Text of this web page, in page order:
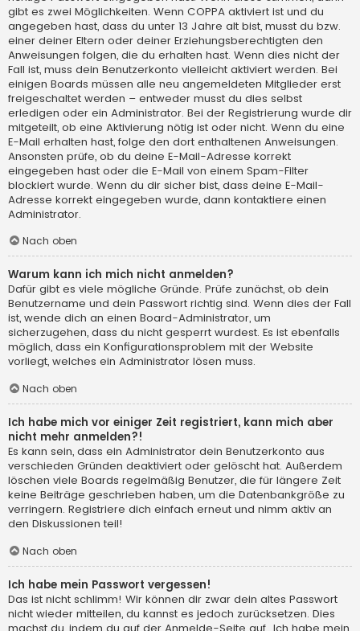
gibt es zwei Möglichkeiten. Wenn COPPA aktiviert ist und du
angegeben hast, dass du unter 13 Jahre alt bist, musst du bzw.
einer deiner Eltern oder deiner Erziehungsberechtigten den
Anweisungen folgen, die du erhalten hast. Wenn dies nicht der
Fall ist, muss dein Benutzerkonto vielleicht aktiviert werden. Bei
einigen Boards müssen alle neu angemeldeten Mitglieder erst
freigeschaltet werden – entweder musst du dies selbst
erledigen oder ein Administrator. Bei der Registrierung wurde dir
mitgeteilt, ob eine Aktivierung nötig ist oder nicht. Wenn du eine
E-Mail erhalten hast, folge den dort enthaltenen Anweisungen.
Ansonsten prüfe, ob du deine E-Mail-Adresse korrekt
eingegeben hast oder die E-Mail von einem Spam-Filter
blockiert wurde. Wenn du dir sicher bist, dass deine E-Mail-
Adresse korrekt eingegeben wurde, dann kontaktiere einen
Administrator.
Nach oben
Warum kann ich mich nicht anmelden?
Dafür gibt es viele mögliche Gründe. Prüfe zunächst, ob dein
Benutzername und dein Passwort richtig sind. Wenn dies der Fall
ist, wende dich an einen Board-Administrator, um
sicherzugehen, dass du nicht gesperrt wurdest. Es ist ebenfalls
möglich, dass ein Konfigurationsproblem mit der Website
vorliegt, welches ein Administrator lösen muss.
Nach oben
Ich habe mich vor einiger Zeit registriert, kann mich aber
nicht mehr anmelden?!
Es kann sein, dass ein Administrator dein Benutzerkonto aus
verschieden Gründen deaktiviert oder gelöscht hat. Außerdem
löschen viele Boards regelmäßig Benutzer, die für längere Zeit
keine Beiträge geschrieben haben, um die Datenbankgröße zu
verringern. Registriere dich einfach erneut und nimm aktiv an
den Diskussionen teil!
Nach oben
Ich habe mein Passwort vergessen!
Das ist nicht schlimm! Wir können dir zwar dein altes Passwort
nicht wieder mitteilen, du kannst es jedoch zurücksetzen. Dies